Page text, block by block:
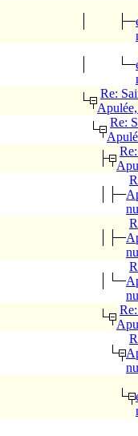
Re:
Re: